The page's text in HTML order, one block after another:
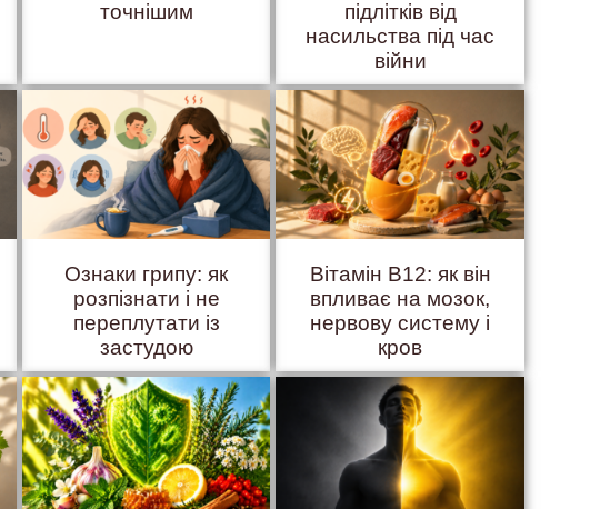
точнішим
підлітків від
насильства під час
війни
Ознаки грипу: як
розпізнати і не
переплутати із
застудою
Вітамін B12: як він
впливає на мозок,
нервову систему і
кров